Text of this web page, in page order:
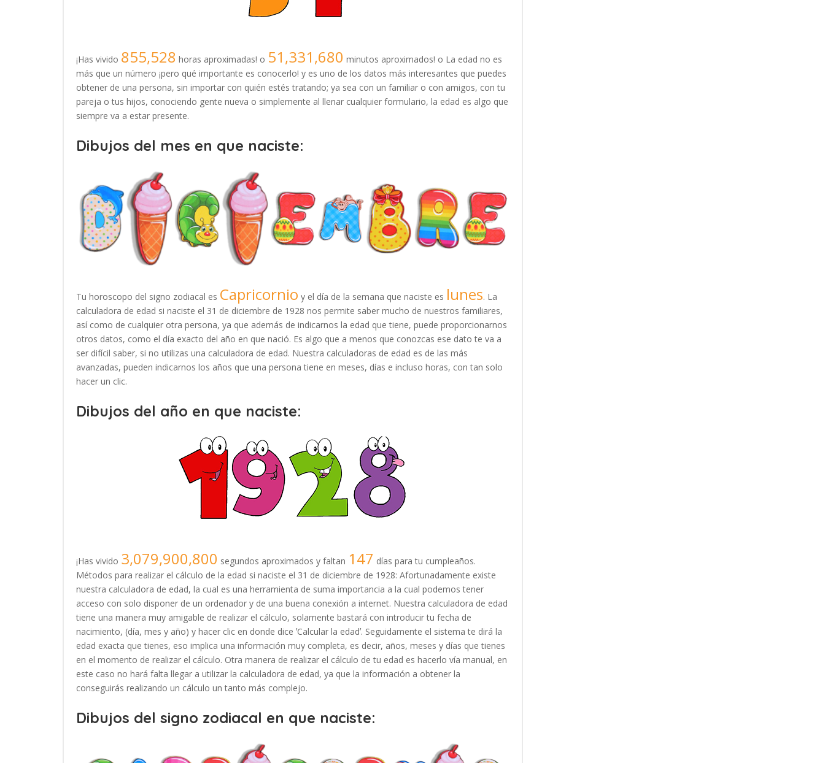
¡Has vivido 855,528 horas aproximadas! o 51,331,680 minutos aproximados! o La edad no es
más que un número ¡pero qué importante es conocerlo! y es uno de los datos más interesantes que puedes
obtener de una persona, sin importar con quién estés tratando; ya sea con un familiar o con amigos, con tu
pareja o tus hijos, conociendo gente nueva o simplemente al llenar cualquier formulario, la edad es algo que
siempre va a estar presente.
Dibujos del mes en que naciste:
Tu horoscopo del signo zodiacal es Capricornio y el día de la semana que naciste es lunes. La
calculadora de edad si naciste el 31 de diciembre de 1928 nos permite saber mucho de nuestros familiares,
así como de cualquier otra persona, ya que además de indicarnos la edad que tiene, puede proporcionarnos
otros datos, como el día exacto del año en que nació. Es algo que a menos que conozcas ese dato te va a
ser difícil saber, si no utilizas una calculadora de edad. Nuestra calculadoras de edad es de las más
avanzadas, pueden indicarnos los años que una persona tiene en meses, días e incluso horas, con tan solo
hacer un clic.
Dibujos del año en que naciste:
¡Has vivido 3,079,900,800 segundos aproximados y faltan 147 días para tu cumpleaños.
Métodos para realizar el cálculo de la edad si naciste el 31 de diciembre de 1928: Afortunadamente existe
nuestra calculadora de edad, la cual es una herramienta de suma importancia a la cual podemos tener
acceso con solo disponer de un ordenador y de una buena conexión a internet. Nuestra calculadora de edad
tiene una manera muy amigable de realizar el cálculo, solamente bastará con introducir tu fecha de
nacimiento, (día, mes y año) y hacer clic en donde dice ʼCalcular la edadʼ. Seguidamente el sistema te dirá la
edad exacta que tienes, eso implica una información muy completa, es decir, años, meses y días que tienes
en el momento de realizar el cálculo. Otra manera de realizar el cálculo de tu edad es hacerlo vía manual, en
este caso no hará falta llegar a utilizar la calculadora de edad, ya que la información a obtener la
conseguirás realizando un cálculo un tanto más complejo.
Dibujos del signo zodiacal en que naciste: